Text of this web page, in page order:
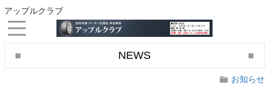
アップルクラブ
NEWS
お知らせ